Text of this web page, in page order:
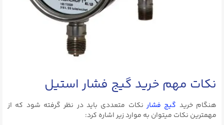
نکات مهم خرید گیج فشار استیل
هنگام خرید گیج فشارنکات متعددی باید در نظر گرفته شود که از
مهمترین نکات میتوان به موارد زیر اشاره کرد: